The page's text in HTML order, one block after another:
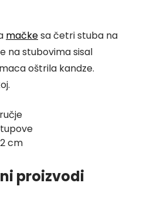
.
mačkesa četri stuba na
na stubovima sisal
oštrila kandze.
cm
proizvodi